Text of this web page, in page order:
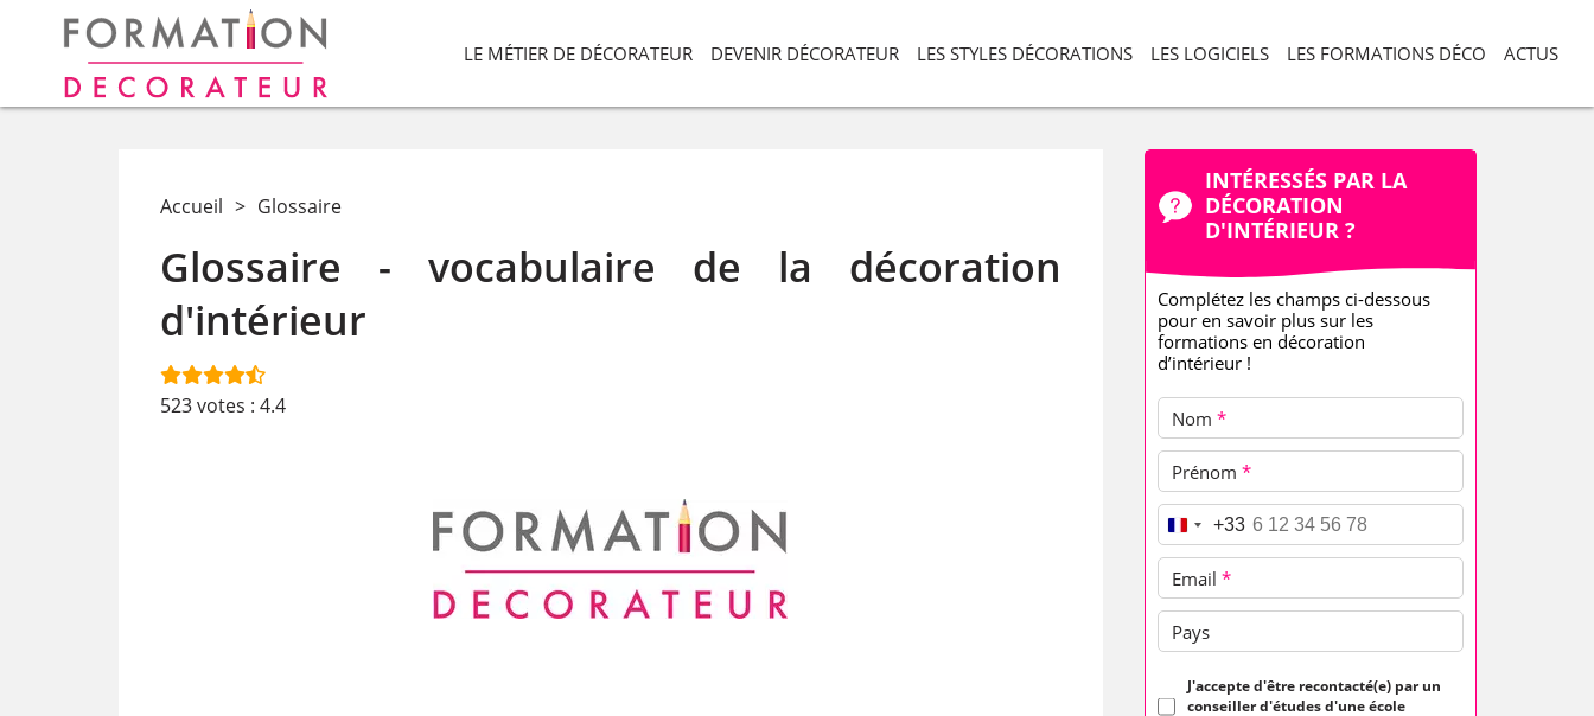
LE MÉTIER DE DÉCORATEUR DEVENIR DÉCORATEUR LES STYLES DÉCORATIONS LES LOGICIELS LES FORMATIONS DÉCO ACTUS
Accueil > Glossaire
Glossaire - vocabulaire de la décoration
d'intérieur
523votes : 4.4
INTÉRESSÉS PAR LA
DÉCORATION
D'INTÉRIEUR ?
Complétez les champs ci-dessous
pour en savoir plus sur les
formations en décoration
d’intérieur !
Nom *
Prénom *
Téléphone*
+33
Email *
Pays
J'accepte d'être recontacté(e) par un
conseiller d'études d'une école